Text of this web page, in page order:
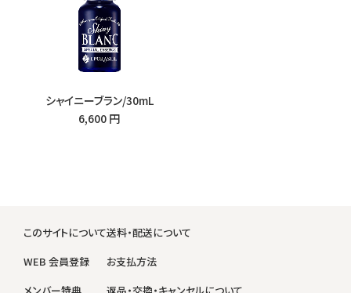
シャイニーブラン/30mL
6,600 円
このサイトについて
WEB 会員登録
送料・配送について
お支払方法